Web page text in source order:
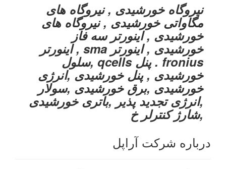
نیروگاه خورشیدی , نیروگاه های
مگاواتی خورشیدی , نیروگاه های
خورشیدی , اینورتر سه فاز
خورشیدی , اینورتر sma , اینورتر
fronius . پنل qcells ,سلول
خورشیدی , پنل خورشیدی ,انرژی
خورشیدی ,برق خورشیدی ,سولار
,انرژی تجدید پذیر ,باتری خورشیدی
,شارژ کنترلر خ
درباره شرکت آراپل